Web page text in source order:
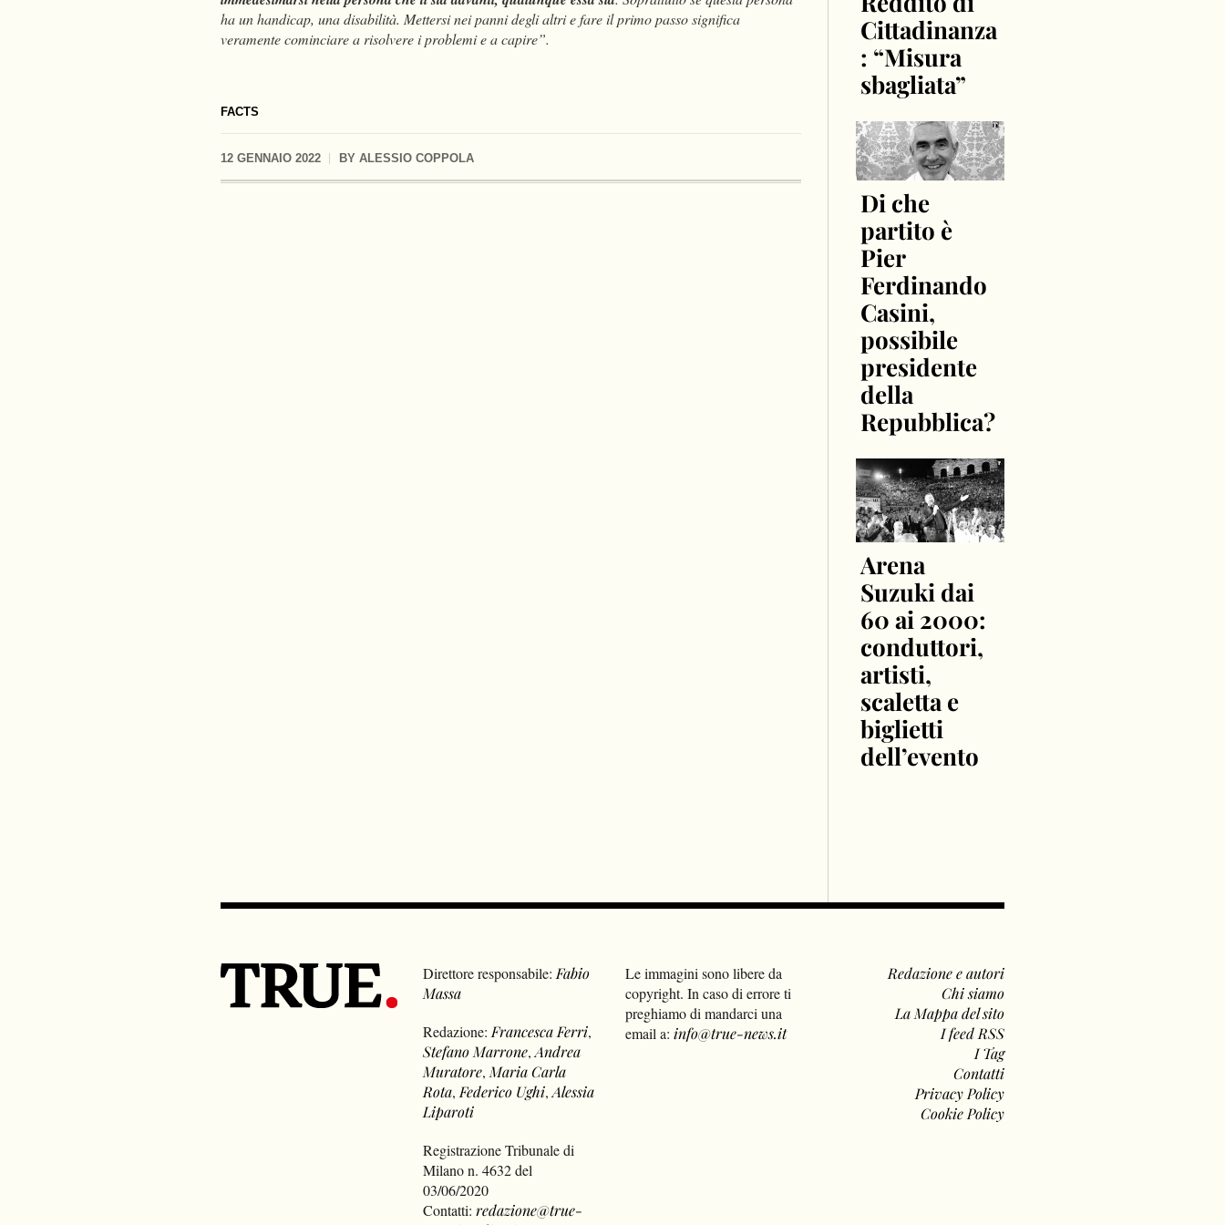
FACTS
12 GENNAIO 2022 BY ALESSIO COPPOLA
ha un handicap, una disabilità. Mettersi nei panni degli altri e fare il primo passo significa
veramente cominciare a risolvere i problemi e a capire”.
Cittadinanza
: “Misura
sbagliata”
Di che
partito è
Pier
Ferdinando
Casini,
possibile
presidente
della
Repubblica?
Arena
Suzuki dai
60 ai 2000:
conduttori,
artisti,
scaletta e
biglietti
dell’evento
Direttore responsabile: Fabio
Massa
Redazione: Francesca Ferri,
Stefano Marrone,Andrea
Muratore, Maria Carla
Rota, Federico Ughi,Alessia
Liparoti
Registrazione Tribunale di
Milano n. 4632 del
03/06/2020
Contatti:redazione@true-
Le immagini sono libere da
copyright. In caso di errore ti
preghiamo di mandarci una
email a: info@true-news.it
Redazione e autori
Chi siamo
La Mappa del sito
I feed RSS
I Tag
Contatti
Privacy Policy
Cookie Policy